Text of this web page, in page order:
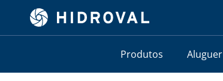
Produtos Aluguer